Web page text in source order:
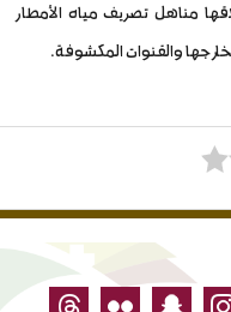
مناهل تصريف مياه الأمطار
والقنوات المكشوفة.